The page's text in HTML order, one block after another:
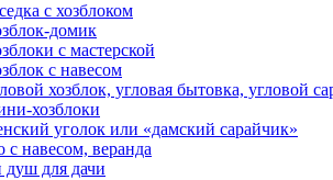
с хозблоком
домик
с мастерской
с навесом
хозблок, угловая бытовка, угловой
хозблоки
уголок или «дамский сарайчик»
навесом, веранда
душ для дачи